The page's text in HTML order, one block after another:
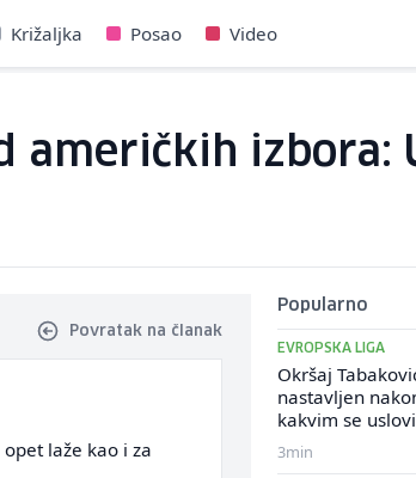
Križaljka Posao Video
američkih izbora:
Povratak na članak
laže kao i za
Popularno
EVROPSKA LIGA
Okršaj
nastavljen
kakvim se
3min